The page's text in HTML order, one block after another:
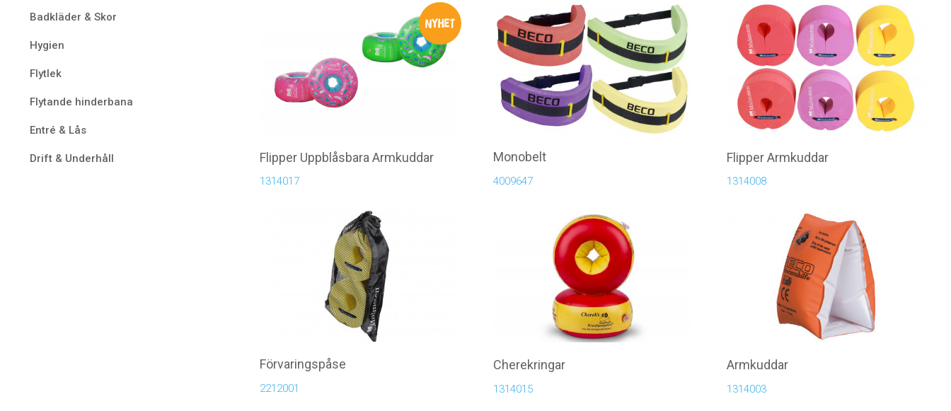
Flipper Uppblåsbara Armkuddar
1314017
Monobelt
4009647
Flipper Armkuddar
1314008
Förvaringspåse
2212001
Cherekringar
1314015
Armkuddar
1314003
Badkläder & Skor
Hygien
Flytlek
Flytande hinderbana
Entré & Lås
Drift & Underhåll